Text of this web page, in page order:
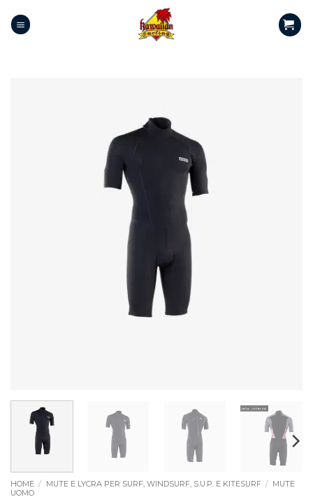
HOME / MUTE E LYCRA PER SURF, WINDSURF, S.U.P. E KITESURF / MUTE
UOMO